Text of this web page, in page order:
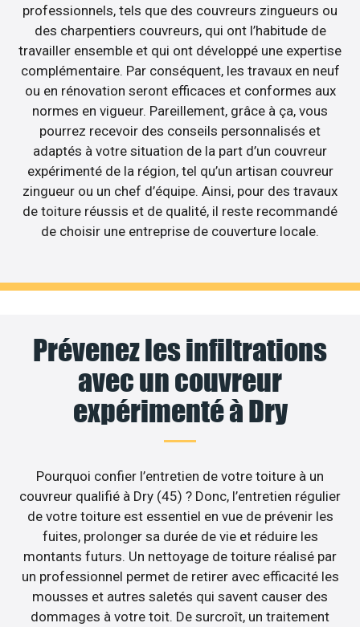
professionnels, tels que des couvreurs zingueurs ou
des charpentiers couvreurs, qui ont l’habitude de
travailler ensemble et qui ont développé une expertise
complémentaire. Par conséquent, les travaux en neuf
ou en rénovation seront efficaces et conformes aux
normes en vigueur. Pareillement, grâce à ça, vous
pourrez recevoir des conseils personnalisés et
adaptés à votre situation de la part d’un couvreur
expérimenté de la région, tel qu’un artisan couvreur
zingueur ou un chef d’équipe. Ainsi, pour des travaux
de toiture réussis et de qualité, il reste recommandé
de choisir une entreprise de couverture locale.
Prévenez les infiltrations
avec un couvreur
expérimenté à Dry
Pourquoi confier l’entretien de votre toiture à un
couvreur qualifié à Dry (45) ? Donc, l’entretien régulier
de votre toiture est essentiel en vue de prévenir les
fuites, prolonger sa durée de vie et réduire les
montants futurs. Un nettoyage de toiture réalisé par
un professionnel permet de retirer avec efficacité les
mousses et autres saletés qui savent causer des
dommages à votre toit. De surcroît, un traitement